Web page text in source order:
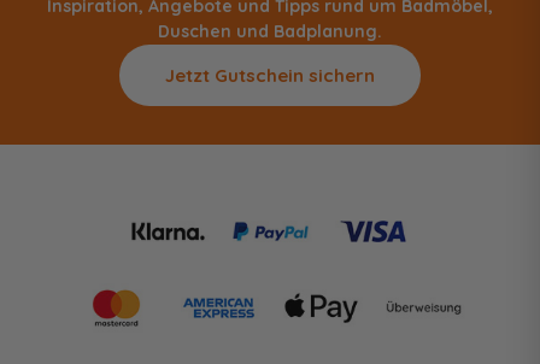
Inspiration, Angebote und Tipps rund um Badmöbel,
Duschen und Badplanung.
Jetzt Gutschein sichern